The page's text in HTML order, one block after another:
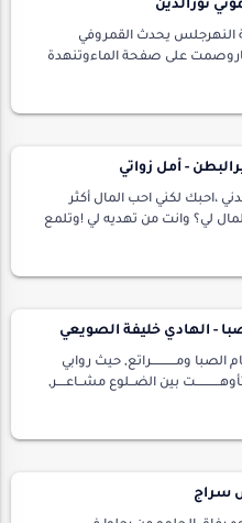
نورالدين
يحدث القمروفي
على صفحة الماءوتنهدة
تصخببجَلَبة
- أمل زواتي
،احبك لكني احب المال أكثر
لي؟ وانت من تهديه لي !وتلمع
الماس تلك تناديني! شكرا لا…
- الهادي خليفة الصويعي
الصبا ومـــــــــــراتع, حيث روابي
بين الضــلوع مشــاعــــر,
سراج